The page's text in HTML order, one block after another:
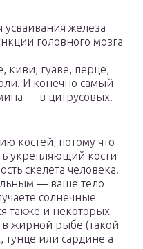
усваивания железа
головного мозга
киви, гуаве, перце,
И конечно самый
— в цитрусовых!
костей, потому что
укрепляющий кости
скелета человека.
— ваше тело
солнечные
также и некоторых
в жирной рыбе (такой
тунце или сардине а